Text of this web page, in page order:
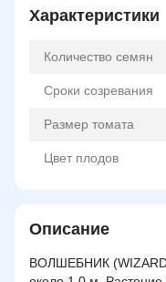
Характеристики
Количество семян
Сроки созревания
Размер томата
Цвет плодов
Описание
ВОЛШЕБНИК